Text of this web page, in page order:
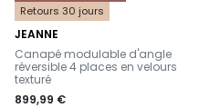
Retours 30 jours
JEANNE
-
Canapé modulable d'angle
réversible 4 places en velours
texturé
899,99 €